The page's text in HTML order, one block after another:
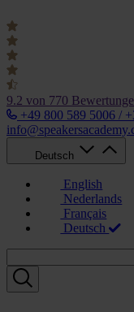
9.2 von 770
+49 800 589 5006 /
Deutsch
English
Nederlands
Français
Deutsch